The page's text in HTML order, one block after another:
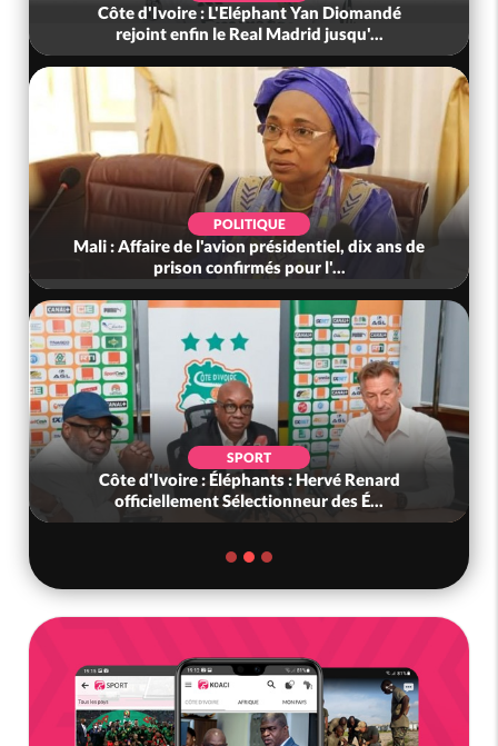
Côte d'Ivoire : L'Eléphant Yan Diomandé
rejoint enfin le Real Madrid jusqu'...
POLITIQUE
Mali : Affaire de l'avion présidentiel, dix ans de
prison confirmés pour l'...
SPORT
Côte d'Ivoire : Éléphants : Hervé Renard
officiellement Sélectionneur des É...